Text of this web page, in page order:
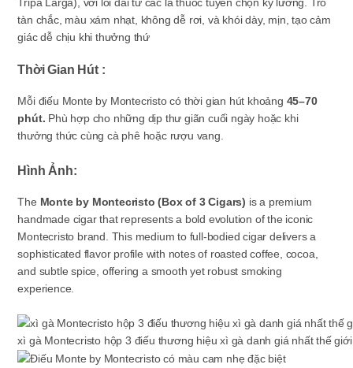
tàn chắc, màu xám nhạt, không dễ rơi, và khói dày, mịn, tạo cảm
giác dễ chịu khi thưởng thứ
Thời Gian Hút :
Mỗi điếu Monte by Montecristo có thời gian hút khoảng 45–70
phút. Phù hợp cho những dịp thư giãn cuối ngày hoặc khi
thưởng thức cùng cà phê hoặc rượu vang.
Hình Ảnh:
The Monte by Montecristo (Box of 3 Cigars) is a premium
handmade cigar that represents a bold evolution of the iconic
Montecristo brand. This medium to full-bodied cigar delivers a
sophisticated flavor profile with notes of roasted coffee, cocoa,
and subtle spice, offering a smooth yet robust smoking
experience.
xì gà Montecristo hộp 3 điếu thương hiệu xì gà danh giá nhất thế giới